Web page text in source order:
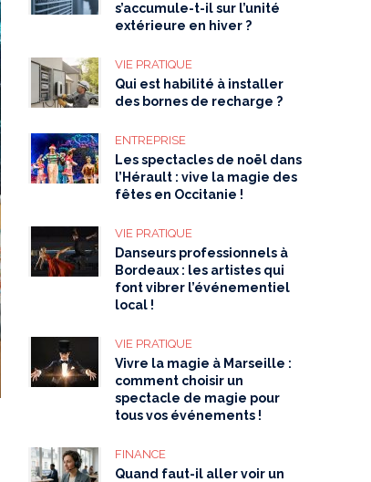
s’accumule-t-il sur l’unité
extérieure en hiver ?
VIE PRATIQUE
Qui est habilité à installer
des bornes de recharge ?
ENTREPRISE
Les spectacles de noël dans
l’Hérault : vive la magie des
fêtes en Occitanie !
VIE PRATIQUE
Danseurs professionnels à
Bordeaux : les artistes qui
font vibrer l’événementiel
local !
VIE PRATIQUE
Vivre la magie à Marseille :
comment choisir un
spectacle de magie pour
tous vos événements !
FINANCE
Quand faut-il aller voir un